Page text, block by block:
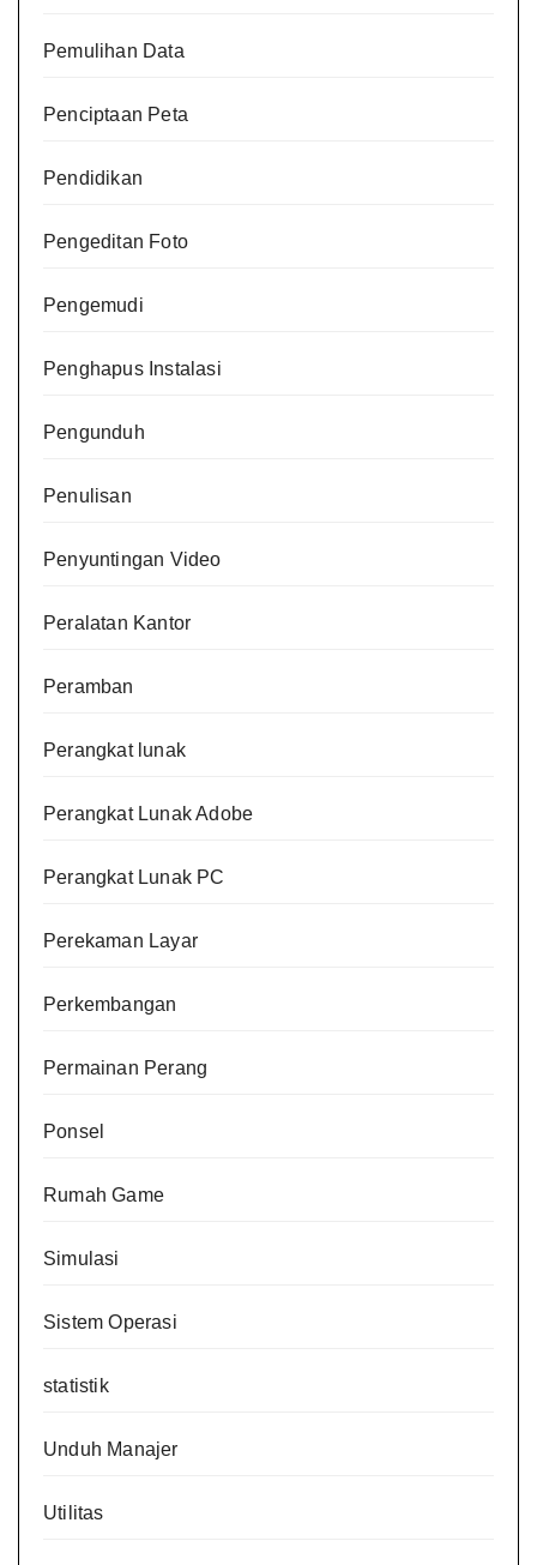
Pemulihan Data
Penciptaan Peta
Pendidikan
Pengeditan Foto
Pengemudi
Penghapus Instalasi
Pengunduh
Penulisan
Penyuntingan Video
Peralatan Kantor
Peramban
Perangkat lunak
Perangkat Lunak Adobe
Perangkat Lunak PC
Perekaman Layar
Perkembangan
Permainan Perang
Ponsel
Rumah Game
Simulasi
Sistem Operasi
statistik
Unduh Manajer
Utilitas